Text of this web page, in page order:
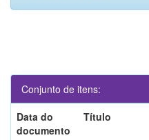
Conjunto de itens:
Data do
documento
Título